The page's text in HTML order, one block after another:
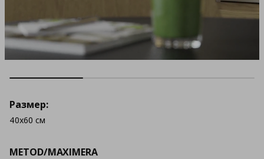
METOD/MAXIMERA
Размер:
40x60 см